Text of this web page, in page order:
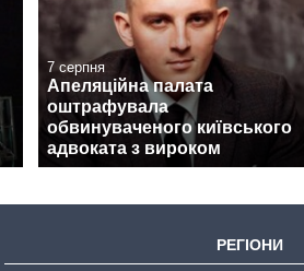
7 серпня
Апеляційна палата
оштрафувала
обвинуваченого київського
адвоката з вироком
РЕГІОНИ